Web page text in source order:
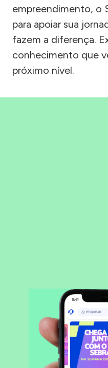
empreendimento, o
para apoiar sua
fazem a diferença.
conhecimento que
próximo nível.